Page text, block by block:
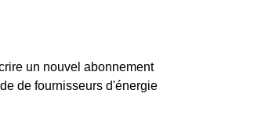
un nouvel abonnement
de fournisseurs d'énergie